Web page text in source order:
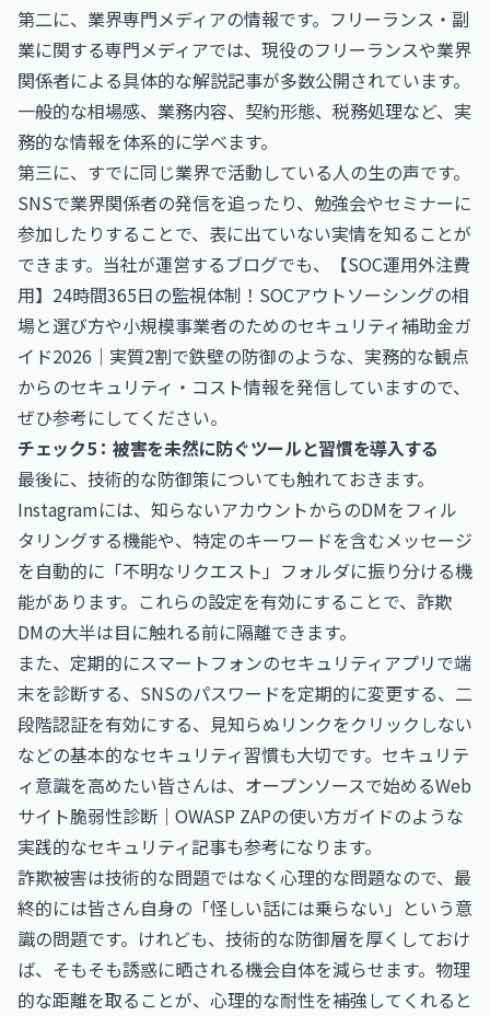
第二に、業界専門メディアの情報です。フリーランス・副
業に関する専門メディアでは、現役のフリーランスや業界
関係者による具体的な解説記事が多数公開されています。
一般的な相場感、業務内容、契約形態、税務処理など、実
務的な情報を体系的に学べます。
第三に、すでに同じ業界で活動している人の生の声です。
SNSで業界関係者の発信を追ったり、勉強会やセミナーに
参加したりすることで、表に出ていない実情を知ることが
できます。当社が運営するブログでも、
【SOC運用外注費
用】24時間365日の監視体制！SOCアウトソーシングの相
場と選び方や小規模事業者のためのセキュリティ補助金ガ
イド2026｜実質2割で鉄壁の防御のような、実務的な観点
からのセキュリティ・コスト情報を発信していますので、
ぜひ参考にしてください。
チェック5：被害を未然に防ぐツールと習慣を導入する
最後に、技術的な防御策についても触れておきます。
Instagramには、知らないアカウントからのDMをフィル
タリングする機能や、特定のキーワードを含むメッセージ
を自動的に「不明なリクエスト」フォルダに振り分ける機
能があります。これらの設定を有効にすることで、詐欺
DMの大半は目に触れる前に隔離できます。
また、定期的にスマートフォンのセキュリティアプリで端
末を診断する、SNSのパスワードを定期的に変更する、二
段階認証を有効にする、見知らぬリンクをクリックしない
などの基本的なセキュリティ習慣も大切です。セキュリテ
ィ意識を高めたい皆さんは、 オープンソースで始めるWeb
サイト脆弱性診断｜OWASP ZAPの使い方ガイドのような
実践的なセキュリティ記事も参考になります。
詐欺被害は技術的な問題ではなく心理的な問題なので、最
終的には皆さん自身の「怪しい話には乗らない」という意
識の問題です。けれども、技術的な防御層を厚くしておけ
ば、そもそも誘惑に晒される機会自体を減らせます。物理
的な距離を取ることが、心理的な耐性を補強してくれると